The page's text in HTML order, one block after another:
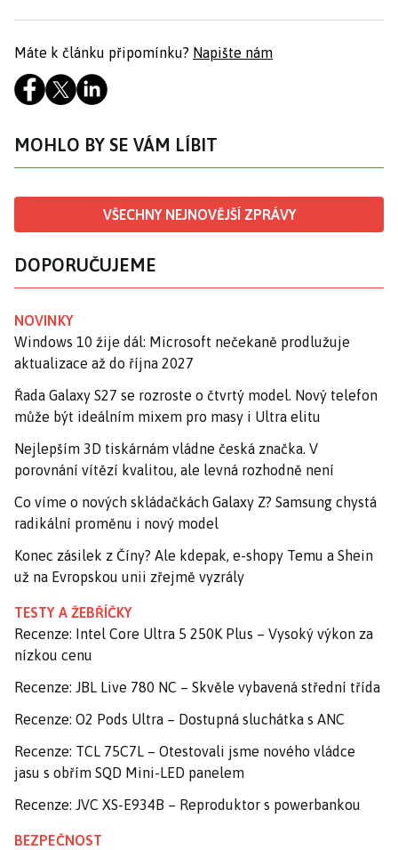
Máte k článku připomínku? Napište nám
MOHLO BY SE VÁM LÍBIT
VŠECHNY NEJNOVĚJŠÍ ZPRÁVY
DOPORUČUJEME
NOVINKY
Windows 10 žije dál: Microsoft nečekaně prodlužuje
aktualizace až do října 2027
Řada Galaxy S27 se rozroste o čtvrtý model. Nový telefon
může být ideálním mixem pro masy i Ultra elitu
Nejlepším 3D tiskárnám vládne česká značka. V
porovnání vítězí kvalitou, ale levná rozhodně není
Co víme o nových skládačkách Galaxy Z? Samsung chystá
radikální proměnu i nový model
Konec zásilek z Číny? Ale kdepak, e-shopy Temu a Shein
už na Evropskou unii zřejmě vyzrály
TESTY A ŽEBŘÍČKY
Recenze: Intel Core Ultra 5 250K Plus – Vysoký výkon za
nízkou cenu
Recenze: JBL Live 780 NC – Skvěle vybavená střední třída
Recenze: O2 Pods Ultra – Dostupná sluchátka s ANC
Recenze: TCL 75C7L – Otestovali jsme nového vládce
jasu s obřím SQD Mini-LED panelem
Recenze: JVC XS-E934B – Reproduktor s powerbankou
BEZPEČNOST